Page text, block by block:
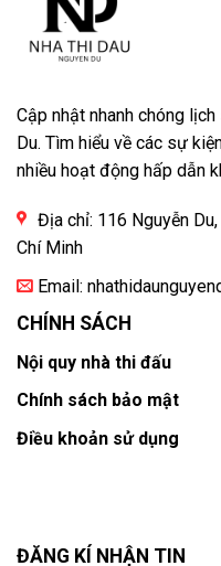
Cập nhật nhanh chóng
Du. Tìm hiểu về các sự
nhiều hoạt động hấp dẫn
Địa chỉ: 116 Nguyễn
Chí Minh
Email:
CHÍNH SÁCH
Nội quy nhà thi đấu
Chính sách bảo mật
Điều khoản sử dụng
ĐĂNG KÍ NHẬN TIN